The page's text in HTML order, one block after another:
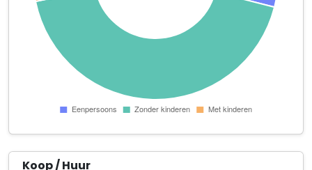
Uw Tandarts aan Huis
Scheidsgraafsingel 51 UNIT
Voetverzorging Arcen
Kerkstraat 1
V.O.F. Cafetaria 't Centrum
Kerkstraat 25
W. Hegger
Walbeckerweg 31
Koop / Huur